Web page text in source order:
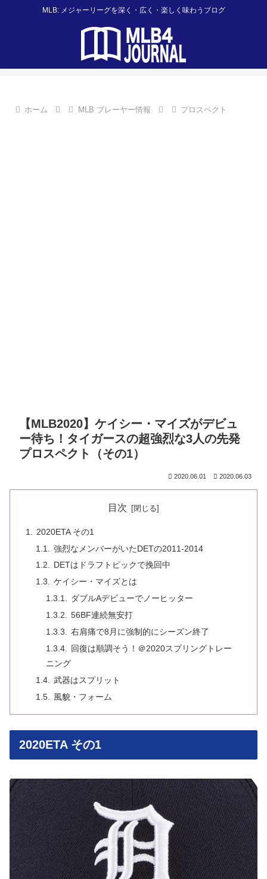
MLB: メジャーリーグを深く・広く・楽しく味わうブログ
ホーム MLB プレーヤー情報 プロスペクト
【MLB2020】ケイシー・マイズがデビュ
ー待ち！タイガースの超強烈な3人の先発
プロスペクト（その1）
2020.06.01 2020.06.03
目次
2020ETA その1
強烈なメンバーがいたDETの2011-2014
DETはドラフトピックで挽回中
ケイシー・マイズとは
ダブルAデビューでノーヒッター
56BF連続無安打
右肩痛で8月に強制的にシーズン終了
回復は順調そう！＠2020スプリングトレー
ニング
武器はスプリット
風貌・フォーム
2020ETA その1